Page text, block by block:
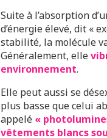
Suite à l’absorption
d’énergie élevé, dit «
stabilité, la molécule
Généralement, elle
environnement.
Elle peut aussi se
plus basse que celui
appelé «
vêtements blancs